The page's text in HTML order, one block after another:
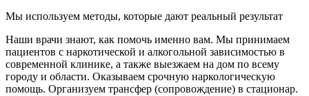
Мы используем методы, которые дают реальный результат
Наши врачи знают, как помочь именно вам. Мы принимаем
пациентов с наркотической и алкогольной зависимостью в
современной клинике, а также выезжаем на дом по всему
городу и области. Оказываем срочную наркологическую
помощь. Организуем трансфер (сопровождение) в стационар.